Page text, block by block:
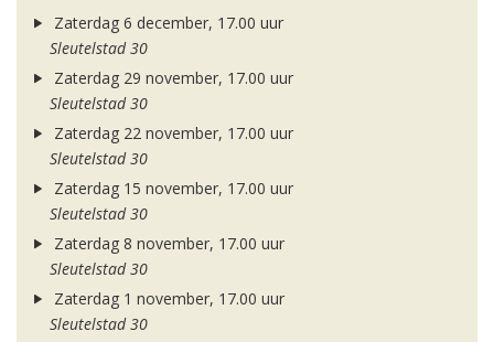
Zaterdag 6 december, 17.00 uur
Sleutelstad 30
Zaterdag 29 november, 17.00 uur
Sleutelstad 30
Zaterdag 22 november, 17.00 uur
Sleutelstad 30
Zaterdag 15 november, 17.00 uur
Sleutelstad 30
Zaterdag 8 november, 17.00 uur
Sleutelstad 30
Zaterdag 1 november, 17.00 uur
Sleutelstad 30